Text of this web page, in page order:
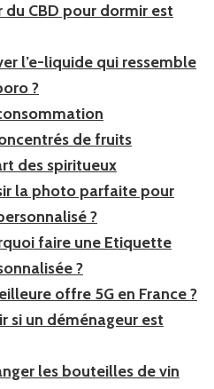
CBD pour dormir est
l’e-liquide qui ressemble
?
de fruits
des spiritueux
la photo parfaite pour
?
faire une Etiquette
?
offre 5G en France ?
si un déménageur est
les bouteilles de vin